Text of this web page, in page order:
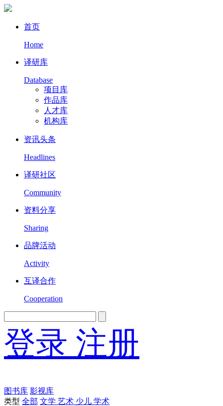
首页
Home
译研库
Database
项目库
作品库
人才库
机构库
资讯头条
Headlines
译研社区
Community
资料分享
Sharing
品牌活动
Activity
互译合作
Cooperation
登录 注册
图书库 影视库
类型 全部 文学 艺术 少儿 学术